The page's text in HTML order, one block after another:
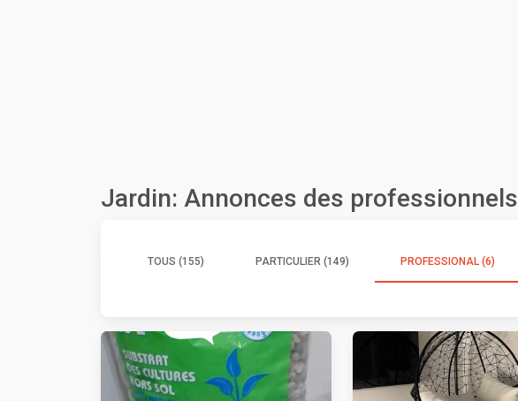
Jardin: Annonces des professionnels
TOUS (155) PARTICULIER (149) PROFESSIONAL (6)